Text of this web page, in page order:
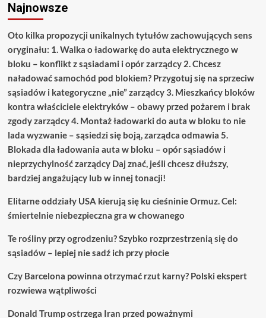
Najnowsze
Oto kilka propozycji unikalnych tytułów zachowujących sens
oryginału: 1. Walka o ładowarkę do auta elektrycznego w
bloku – konflikt z sąsiadami i opór zarządcy 2. Chcesz
naładować samochód pod blokiem? Przygotuj się na sprzeciw
sąsiadów i kategoryczne „nie” zarządcy 3. Mieszkańcy bloków
kontra właściciele elektryków – obawy przed pożarem i brak
zgody zarządcy 4. Montaż ładowarki do auta w bloku to nie
lada wyzwanie – sąsiedzi się boją, zarządca odmawia 5.
Blokada dla ładowania auta w bloku – opór sąsiadów i
nieprzychylność zarządcy Daj znać, jeśli chcesz dłuższy,
bardziej angażujący lub w innej tonacji!
Elitarne oddziały USA kierują się ku cieśninie Ormuz. Cel:
śmiertelnie niebezpieczna gra w chowanego
Te rośliny przy ogrodzeniu? Szybko rozprzestrzenią się do
sąsiadów – lepiej nie sadź ich przy płocie
Czy Barcelona powinna otrzymać rzut karny? Polski ekspert
rozwiewa wątpliwości
Donald Trump ostrzega Iran przed poważnymi